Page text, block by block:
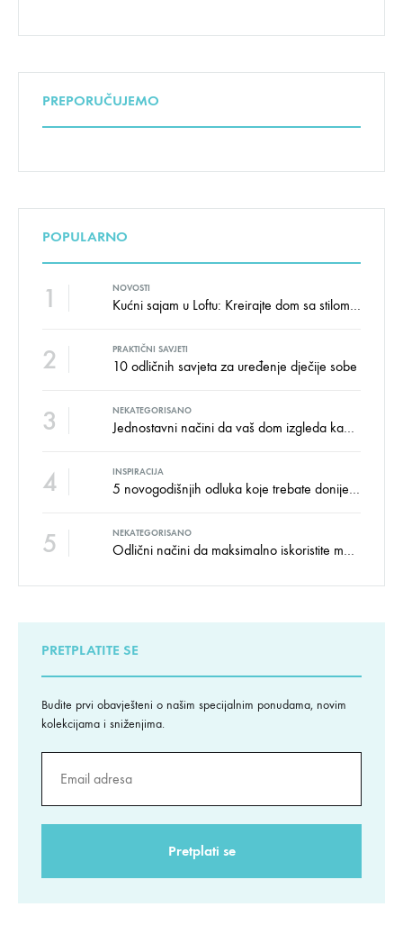
PREPORUČUJEMO
POPULARNO
1 NOVOSTI
Kućni sajam u Loftu: Kreirajte dom sa stilom i udobnošću uz velike uštede!
2 PRAKTIČNI SAVJETI
10 odličnih savjeta za uređenje dječije sobe
3 NEKATEGORISANO
Jednostavni načini da vaš dom izgleda kao salon namještaja
4 INSPIRACIJA
5 novogodišnjih odluka koje trebate donijeti u vezi izgleda doma
5 NEKATEGORISANO
Odlični načini da maksimalno iskoristite male prostore
PRETPLATITE SE
Budite prvi obavješteni o našim specijalnim ponudama, novim
kolekcijama i sniženjima.